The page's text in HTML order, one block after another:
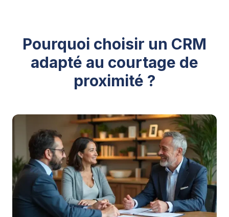
Pourquoi choisir un CRM
adapté au courtage de
proximité ?